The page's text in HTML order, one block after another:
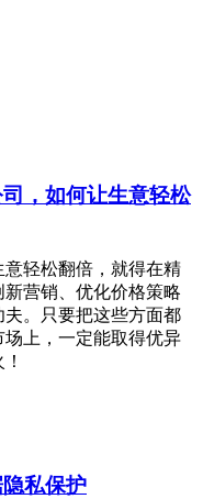
，如何让生意轻松
轻松翻倍，就得在精
营销、优化价格策略
。只要把这些方面都
上，一定能取得优异
私保护